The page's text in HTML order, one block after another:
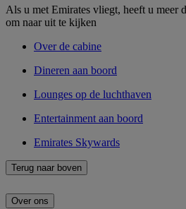
Als u met Emirates vliegt, heeft u meer
om naar uit te kijken
Over de cabine
Dineren aan boord
Lounges op de luchthaven
Entertainment aan boord
Emirates Skywards
Terug naar boven
Over ons